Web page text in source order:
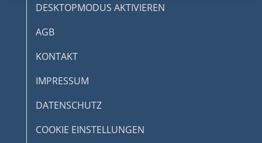
DESKTOPMODUS AKTIVIEREN
AGB
KONTAKT
IMPRESSUM
DATENSCHUTZ
COOKIE EINSTELLUNGEN